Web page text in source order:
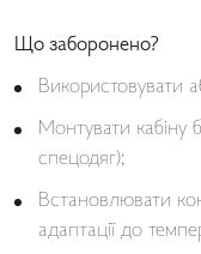
Що заборонено?
Використовувати
Монтувати кабіну
спецодяг);
Встановлювати
адаптації до